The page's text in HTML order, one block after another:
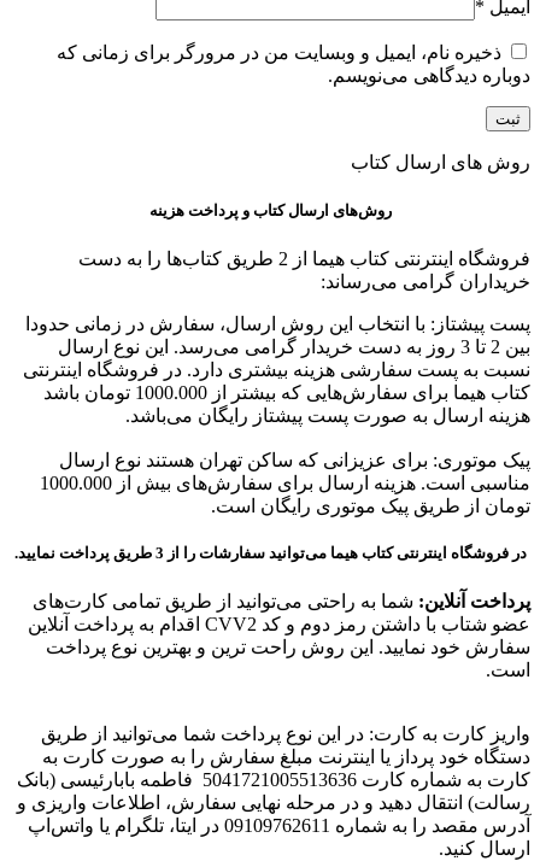
ایمیل *
ذخیره نام، ایمیل و وبسایت من در مرورگر برای زمانی که
دوباره دیدگاهی می‌نویسم.
روش های ارسال کتاب
روش‌های ارسال کتاب و پرداخت هزینه
فروشگاه اینترنتی کتاب هیما از 2 طریق کتاب‌ها را به دست
خریداران گرامی می‌رساند:
پست پیشتاز: با انتخاب این روش ارسال، سفارش در زمانی حدودا
بین 2 تا 3 روز به دست خریدار گرامی می‌رسد. این نوع ارسال
نسبت به پست سفارشی هزینه بیشتری دارد. در فروشگاه اینترنتی
کتاب هیما برای سفارش‌هایی که بیشتر از 1000.000 تومان باشد
هزینه ارسال به صورت پست پیشتاز رایگان می‌باشد.
پیک موتوری: برای عزیزانی که ساکن تهران هستند نوع ارسال
مناسبی است. هزینه ارسال برای سفارش‌های بیش از 1000.000
تومان از طریق پیک موتوری رایگان است.
در فروشگاه اینترنتی کتاب هیما می‌توانید سفارشات را از 3 طریق پرداخت نمایید.
پرداخت آنلاین: شما به راحتی می‌توانید از طریق تمامی کارت‌های
عضو شتاب با داشتن رمز دوم و کد CVV2 اقدام به پرداخت آنلاین
سفارش خود نمایید. این روش راحت ترین و بهترین نوع پرداخت
است.
واریز کارت به کارت: در این نوع پرداخت شما می‌توانید از طریق
دستگاه خود پرداز یا اینترنت مبلغ سفارش را به صورت کارت به
کارت به شماره کارت 5041721005513636
فاطمه بابارئیسی (بانک
رسالت) انتقال دهید و در مرحله نهایی سفارش، اطلاعات واریزی و
آدرس مقصد را به شماره 09109762611 در ایتا، تلگرام یا واتس‌اپ
ارسال کنید.